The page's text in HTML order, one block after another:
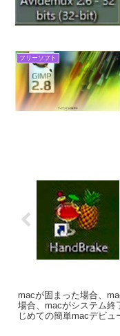
フリーソフト
macが固まった場合、
場合、macがシステム終
じめての簡単macデビュ